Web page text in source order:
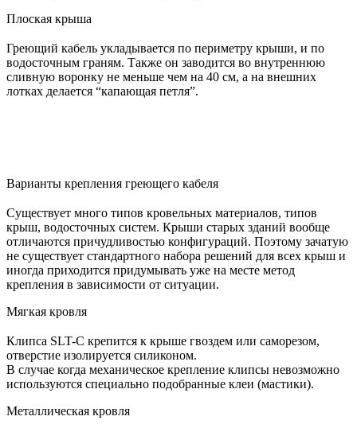
Плоская крыша
Греющий кабель укладывается по периметру крыши, и по
водосточным граням. Также он заводится во внутреннюю
сливную воронку не меньше чем на 40 см, а на внешних
лотках делается “капающая петля”.
Варианты крепления греющего кабеля
Существует много типов кровельных материалов, типов
крыш, водосточных систем. Крыши старых зданий вообще
отличаются причудливостью конфигураций. Поэтому зачатую
не существует стандартного набора решений для всех крыш и
иногда приходится придумывать уже на месте метод
крепления в зависимости от ситуации.
Мягкая кровля
Клипса SLT-C крепится к крыше гвоздем или саморезом,
отверстие изолируется силиконом.
В случае когда механическое крепление клипсы невозможно
используются специально подобранные клеи (мастики).
Металлическая кровля